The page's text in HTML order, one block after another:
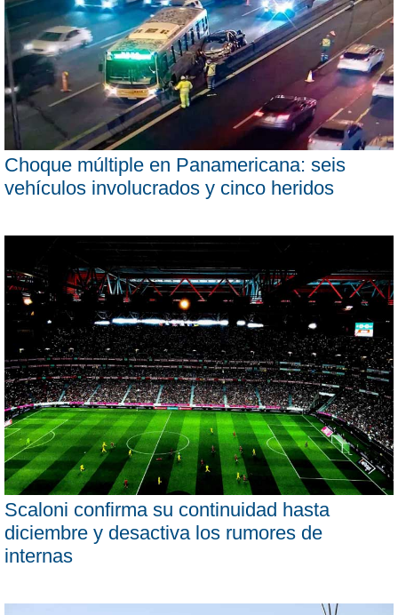
Choque múltiple en Panamericana: seis
vehículos involucrados y cinco heridos
Scaloni confirma su continuidad hasta
diciembre y desactiva los rumores de
internas